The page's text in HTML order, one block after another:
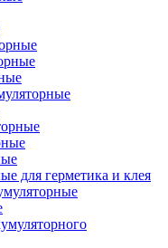
для герметика и клея